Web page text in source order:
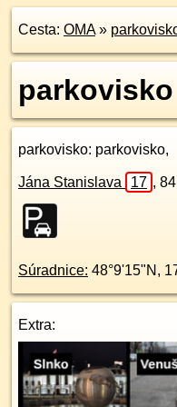
Cesta: OMA»
parkovisko
parkovisko: parkovisko,
Jána Stanislava 17 ,
Súradnice: 48°9'15"N ,
Extra: